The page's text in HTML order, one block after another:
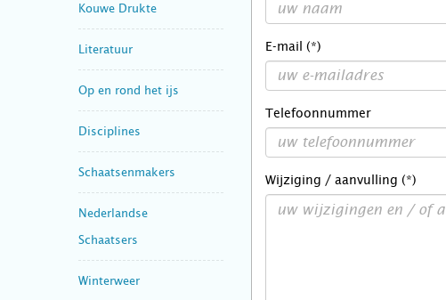
Kouwe Drukte
Literatuur
Op en rond het ijs
Disciplines
Schaatsenmakers
Nederlandse
Schaatsers
Winterweer
E-mail (*)
Telefoonnummer
Wijziging / aanvulling (*)